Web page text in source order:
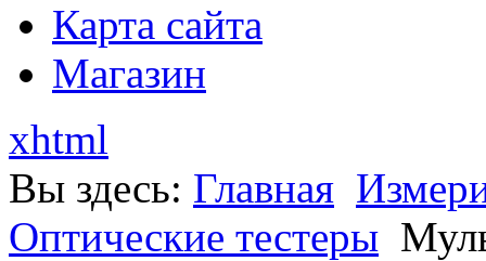
Карта сайта
Магазин
xhtml
Вы здесь: Главная
Оптические тестеры